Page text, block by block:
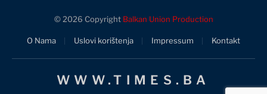
© 2026 Copyright Balkan Union Production
O Nama Uslovi korištenja Impressum Kontakt
WWW.TIMES.BA